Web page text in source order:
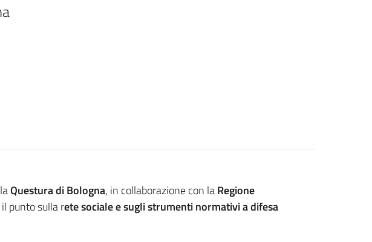
Questura di Bologna, in collaborazione con laRegione
punto sulla rete sociale e sugli strumenti normativi a difesa